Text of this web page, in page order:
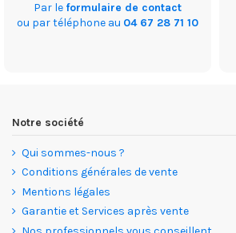
Par le formulaire de contact
ou par téléphone au 04 67 28 71 10
Notre société
Qui sommes-nous ?
Conditions générales de vente
Mentions légales
Garantie et Services après vente